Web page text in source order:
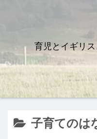
育児とイギリ
子育てのは